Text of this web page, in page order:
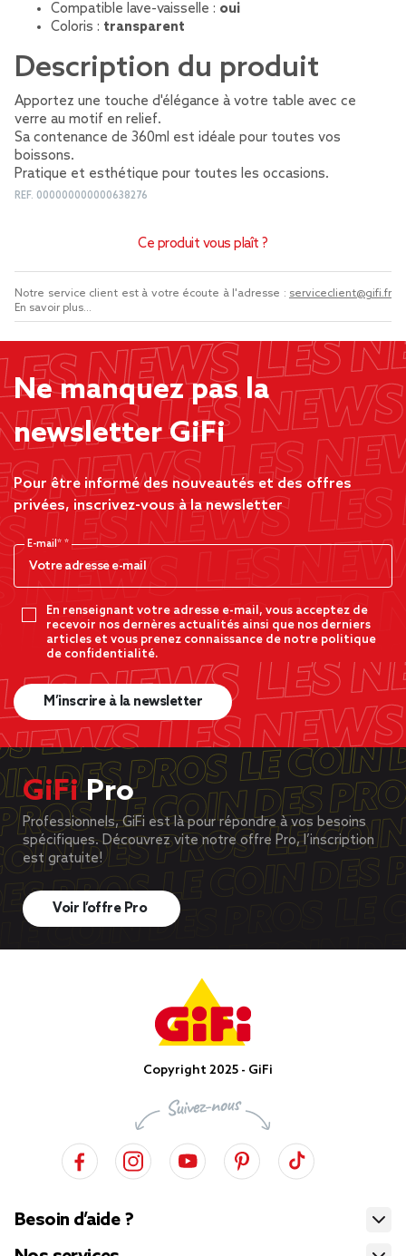
Compatible lave-vaisselle : oui
Coloris : transparent
Description du produit
Apportez une touche d'élégance à votre table avec ce
verre au motif en relief.
Sa contenance de 360ml est idéale pour toutes vos
boissons.
Pratique et esthétique pour toutes les occasions.
REF. 000000000000638276
Ce produit vous plaît ?
Notre service client est à votre écoute à l'adresse : serviceclient@gifi.fr
En savoir plus...
Ne manquez pas la
newsletter GiFi
Pour être informé des nouveautés et des offres
privées, inscrivez-vous à la newsletter
E-mail*
En renseignant votre adresse e-mail, vous acceptez de
recevoir nos dernères actualités ainsi que nos derniers
articles et vous prenez connaissance de notre politique
de confidentialité.
M’inscrire à la newsletter
GiFiPro
Professionnels, GiFi est là pour répondre à vos besoins
spécifiques. Découvrez vite notre offre Pro, l’inscription
est gratuite!
Voir l’offre Pro
Copyright 2025 - GiFi
Besoin d’aide ?